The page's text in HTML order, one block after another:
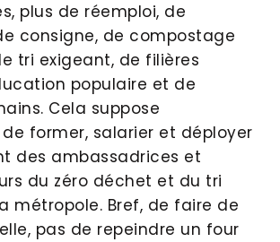
plus de réemploi, de
consigne, de compostage
tri exigeant, de filières
populaire et de
Cela suppose
former, salarier et déployer
des ambassadrices et
du zéro déchet et du tri
métropole. Bref, de faire de
pas de repeindre un four